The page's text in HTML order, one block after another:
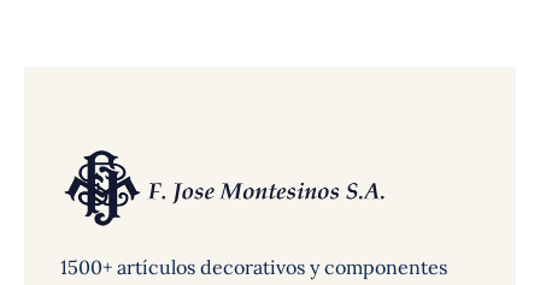
1500+ artículos decorativos y componentes